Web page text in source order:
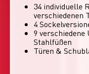
34 individuelle
verschiedenen
4
9
Stahlfüßen
Türen &